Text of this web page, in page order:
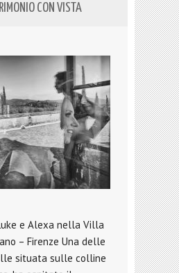
CON VISTA
e Alexa nella Villa
– Firenze Una delle
situata sulle colline